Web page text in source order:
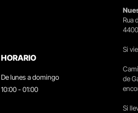
HORARIO
De lunes a domingo
10:00 - 01:00
Rua
Si
de
Si